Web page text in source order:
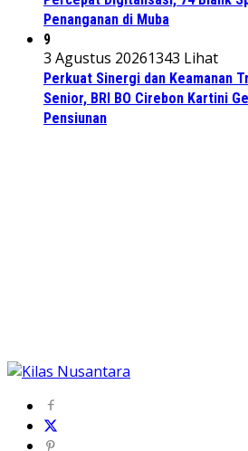
Penanganan di Muba
9
3 Agustus 20261343 Lihat
Perkuat Sinergi dan Keamanan
Senior, BRI BO Cirebon Kartini
Pensiunan